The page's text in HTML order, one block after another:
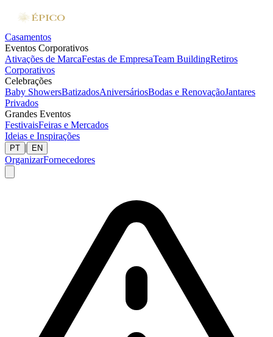
Casamentos
Eventos Corporativos
Ativações de MarcaFestas de EmpresaTeam BuildingRetiros
Corporativos
Celebrações
Baby ShowersBatizadosAniversáriosBodas e RenovaçãoJantares
Privados
Grandes Eventos
FestivaisFeiras e Mercados
Ideias e Inspirações
PT | EN
OrganizarFornecedores